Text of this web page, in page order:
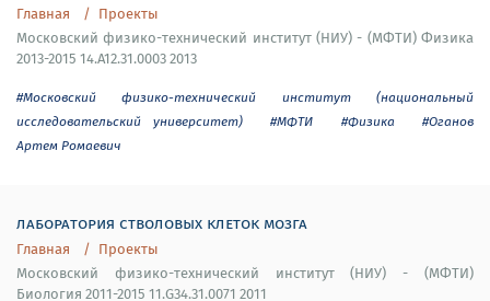
Главная
Проекты
Московский физико-технический институт (НИУ) - (МФТИ) Физика
2013-2015 14.A12.31.0003 2013
#Московский физико-технический институт (национальный
исследовательский университет)
#МФТИ #Физика
#Оганов
Артем Ромаевич
лаборатория стволовых клеток мозга
Главная
Проекты
Московский физико-технический институт (НИУ) - (МФТИ)
Биология 2011-2015 11.G34.31.0071 2011